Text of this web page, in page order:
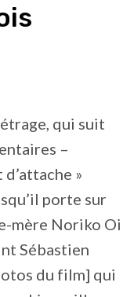
qui suit
–
»
porte sur
mère Noriko Oi
Sébastien
du film] qui